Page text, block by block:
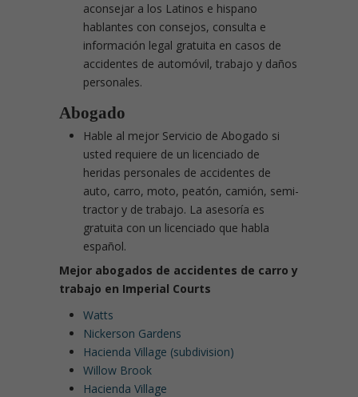
aconsejar a los Latinos e hispano
hablantes con consejos, consulta e
información legal gratuita en casos de
accidentes de automóvil, trabajo y daños
personales.
Abogado
Hable al mejor Servicio de Abogado si
usted requiere de un licenciado de
heridas personales de accidentes de
auto, carro, moto, peatón, camión, semi-
tractor y de trabajo. La asesoría es
gratuita con un licenciado que habla
español.
Mejor abogados de accidentes de carro y
trabajo en Imperial Courts
Watts
Nickerson Gardens
Hacienda Village (subdivision)
Willow Brook
Hacienda Village